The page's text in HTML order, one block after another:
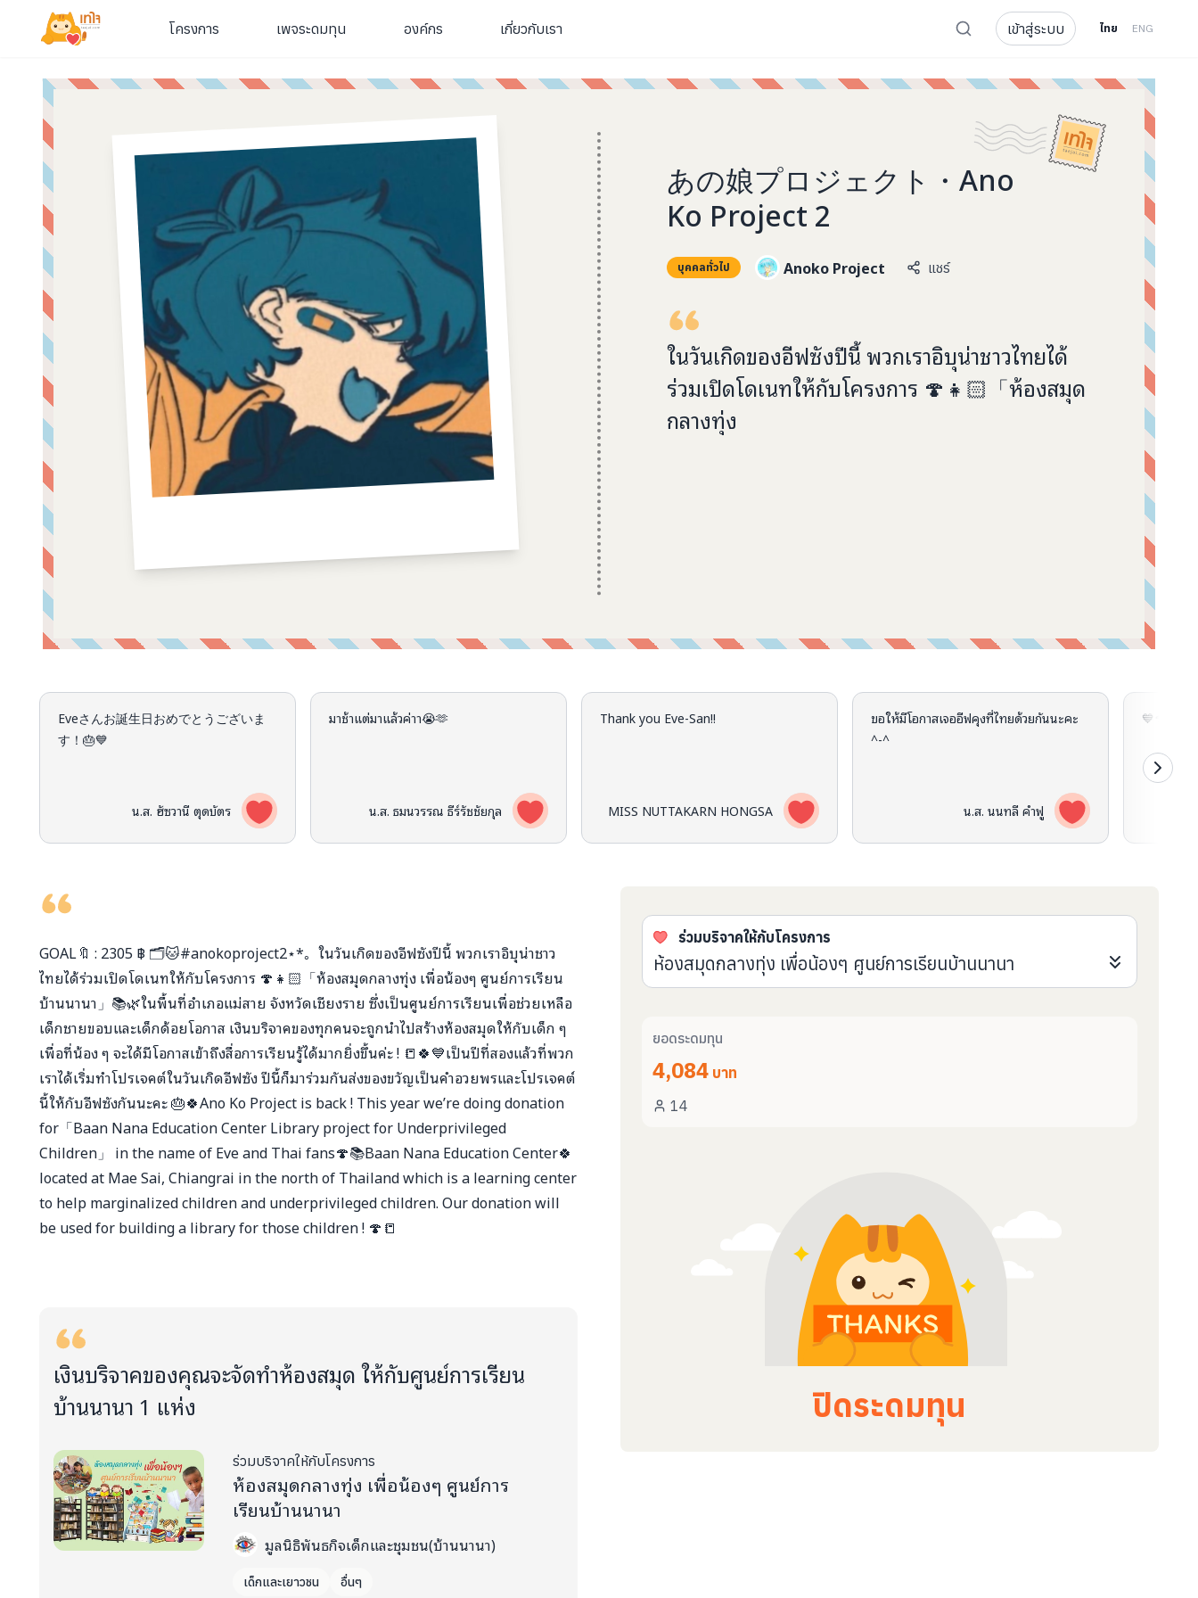
โครงการ เพจระดมทุน องค์กร เกี่ยวกับเรา เข้าสู่ระบบ ไทย ENG
あの娘プロジェクト・Ano
Ko Project 2
บุคคลทั่วไป Anoko Project แชร์
ในวันเกิดของอีฟซังปีนี้ พวกเราอิบุน่าชาวไทยได้
ร่วมเปิดโดเนทให้กับโครงการ 🍄👧🏻「ห้องสมุด
กลางทุ่ง
คอมเมนต์จากผู้บริจาค
Eveさんお誕生日おめでとうございま
す！🎂💙
น.ส. ฮัซวานี ตุดบัตร
มาช้าแต่มาแล้วค่าา😭🫶
น.ส. ธมนวรรณ ธีร์รัชชัยกุล
Thank you Eve-San!!
MISS NUTTAKARN HONGSA
ขอให้มีโอกาสเจออีฟคุงที่ไทยด้วยกันนะคะ
^-^
น.ส. นนทลี คำฟู
💙🍄☘️
ร่วมบริจาคให้กับโครงการ
ห้องสมุดกลางทุ่ง เพื่อน้องๆ ศูนย์การเรียนบ้านนานา
ยอดระดมทุน
4,084 บาท
14
ปิดระดมทุน
GOAL🔖 : 2305 ฿ 🗂️🐱#anokoproject2⋆*｡ ในวันเกิดของอีฟซังปีนี้ พวกเราอิบุน่าชาว
ไทยได้ร่วมเปิดโดเนทให้กับโครงการ 🍄👧🏻「ห้องสมุดกลางทุ่ง เพื่อน้องๆ ศูนย์การเรียน
บ้านนานา」📚🌿ในพื้นที่อำเภอแม่สาย จังหวัดเชียงราย ซึ่งเป็นศูนย์การเรียนเพื่อช่วยเหลือ
เด็กชายขอบและเด็กด้อยโอกาส เงินบริจาคของทุกคนจะถูกนำไปสร้างห้องสมุดให้กับเด็ก ๆ
เพื่อที่น้อง ๆ จะได้มีโอกาสเข้าถึงสื่อการเรียนรู้ได้มากยิ่งขึ้นค่ะ ! 📒🍀💙เป็นปีที่สองแล้วที่พวก
เราได้เริ่มทำโปรเจคต์ในวันเกิดอีฟซัง ปีนี้ก็มาร่วมกันส่งของขวัญเป็นคำอวยพรและโปรเจคต์
นี้ให้กับอีฟซังกันนะคะ 🎂🍀Ano Ko Project is back ! This year we’re doing donation
for「Baan Nana Education Center Library project for Underprivileged
Children」 in the name of Eve and Thai fans🍄📚Baan Nana Education Center🍀
located at Mae Sai, Chiangrai in the north of Thailand which is a learning center
to help marginalized children and underprivileged children. Our donation will
be used for building a library for those children ! 🍄📒
ร่วมบริจาคให้กับโครงการ
ห้องสมุดกลางทุ่ง เพื่อน้องๆ ศูนย์การ
เรียนบ้านนานา
มูลนิธิพันธกิจเด็กและชุมชน(บ้านนานา)
เด็กและเยาวชน อื่นๆ
เงินบริจาคของคุณจะจัดทำห้องสมุด ให้กับศูนย์การเรียน
บ้านนานา 1 แห่ง